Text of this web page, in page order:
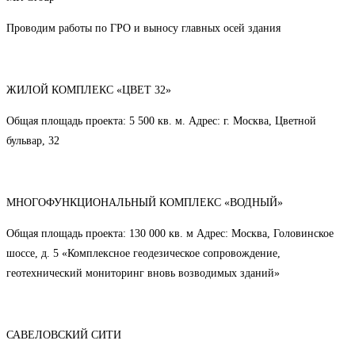
Проводим работы по ГРО и выносу главных осей здания
ЖИЛОЙ КОМПЛЕКС «ЦВЕТ 32»
Общая площадь проекта: 5 500 кв. м. Адрес: г. Москва, Цветной
бульвар, 32
МНОГОФУНКЦИОНАЛЬНЫЙ КОМПЛЕКС «ВОДНЫЙ»
Общая площадь проекта: 130 000 кв. м Адрес: Москва, Головинское
шоссе, д. 5 «Комплексное геодезическое сопровождение,
геотехнический мониторинг вновь возводимых зданий»
САВЕЛОВСКИЙ СИТИ